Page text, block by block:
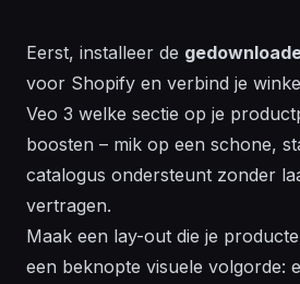
Eerst, installeer de
voor Shopify en verbind je
Veo 3 welke sectie op je
boosten – mik op een schone,
catalogus ondersteunt zonder
vertragen.
Maak een lay-out die je
een beknopte visuele volgorde: